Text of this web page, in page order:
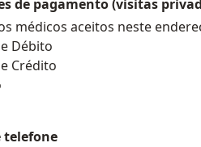
de pagamento (visitas
médicos aceitos neste
Débito
Crédito
telefone